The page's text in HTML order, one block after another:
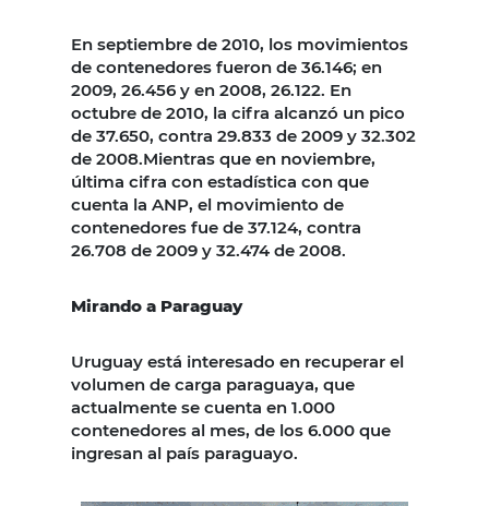
En septiembre de 2010, los movimientos
de contenedores fueron de 36.146; en
2009, 26.456 y en 2008, 26.122. En
octubre de 2010, la cifra alcanzó un pico
de 37.650, contra 29.833 de 2009 y 32.302
de 2008.Mientras que en noviembre,
última cifra con estadística con que
cuenta la ANP, el movimiento de
contenedores fue de 37.124, contra
26.708 de 2009 y 32.474 de 2008.
Mirando a Paraguay
Uruguay está interesado en recuperar el
volumen de carga paraguaya, que
actualmente se cuenta en 1.000
contenedores al mes, de los 6.000 que
ingresan al país paraguayo.